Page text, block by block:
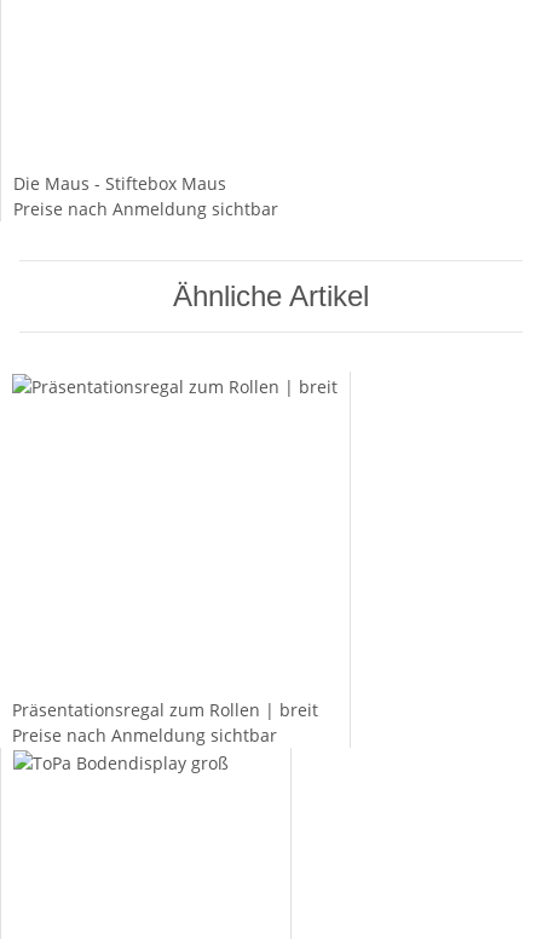
Die Maus - Stiftebox Maus
Preise nach Anmeldung sichtbar
Ähnliche Artikel
Präsentationsregal zum Rollen | breit
Preise nach Anmeldung sichtbar